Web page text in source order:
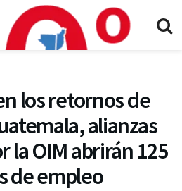
los retornos de
alianzas
la OIM abrirán 125
de empleo